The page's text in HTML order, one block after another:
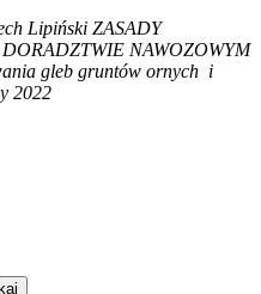
Lipiński ZASADY
NAWOZOWYM
gleb gruntów ornych i
2022